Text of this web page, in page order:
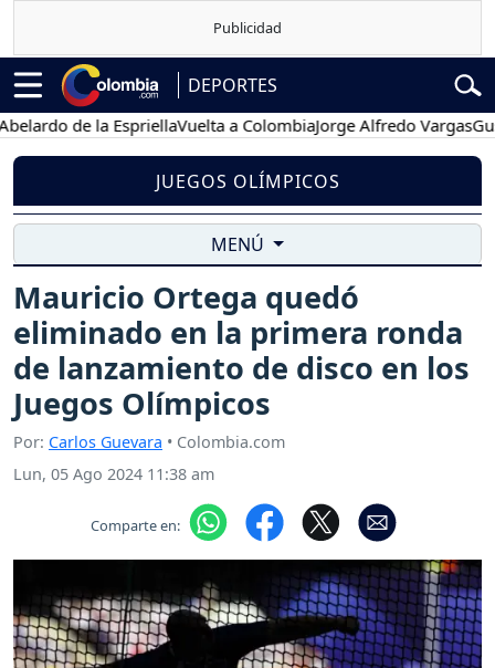
DEPORTES
de la EspriellaVuelta a ColombiaJorge Alfredo VargasGustavo
JUEGOS OLÍMPICOS
MENÚ
Mauricio Ortega quedó
eliminado en la primera ronda
de lanzamiento de disco en los
Juegos Olímpicos
Por: Carlos Guevara • Colombia.com
Lun, 05 Ago 2024 11:38 am
Comparte en: